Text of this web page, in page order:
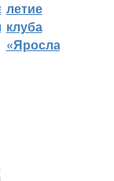
летие
клуба
«Ярославич»